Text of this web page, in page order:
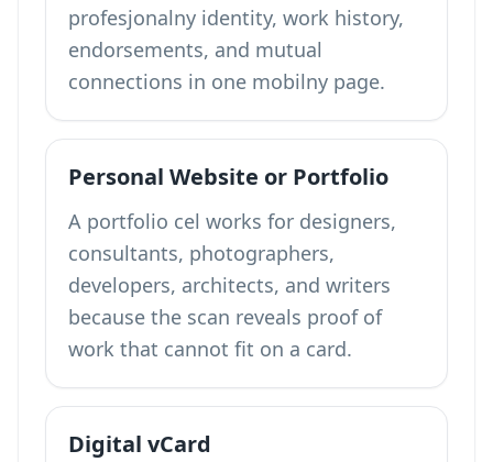
profesjonalny identity, work history,
endorsements, and mutual
connections in one mobilny page.
Personal Website or Portfolio
A portfolio cel works for designers,
consultants, photographers,
developers, architects, and writers
because the scan reveals proof of
work that cannot fit on a card.
Digital vCard